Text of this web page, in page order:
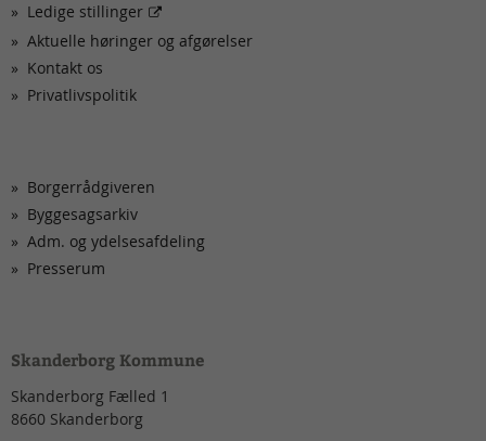
Ledige stillinger
Aktuelle høringer og afgørelser
Kontakt os
Privatlivspolitik
Borgerrådgiveren
Byggesagsarkiv
Adm. og ydelsesafdeling
Presserum
Skanderborg Kommune
Skanderborg Fælled 1
8660 Skanderborg